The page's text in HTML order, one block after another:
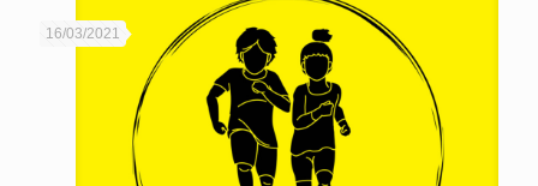
16/03/2021